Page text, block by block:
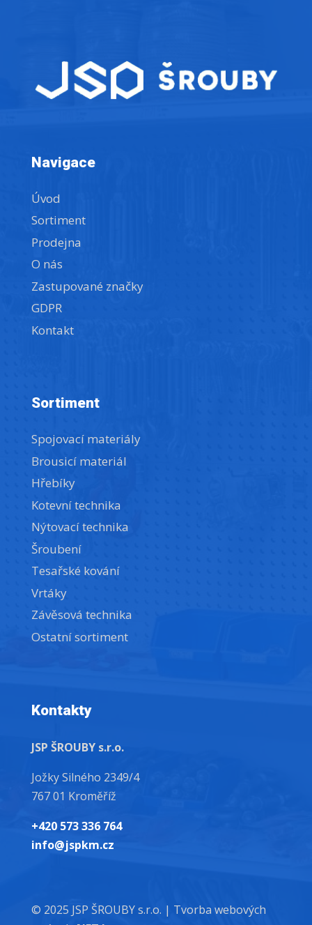
Navigace
Úvod
Sortiment
Prodejna
O nás
Zastupované značky
GDPR
Kontakt
Sortiment
Spojovací materiály
Brousicí materiál
Hřebíky
Kotevní technika
Nýtovací technika
Šroubení
Tesařské kování
Vrtáky
Závěsová technika
Ostatní sortiment
Kontakty
JSP ŠROUBY s.r.o.
Jožky Silného 2349/4
767 01 Kroměříž
+420 573 336 764
info@jspkm.cz
© 2025 JSP ŠROUBY s.r.o. | Tvorba webových